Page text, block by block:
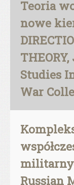
Teoria
nowe
Studies
War
Russian